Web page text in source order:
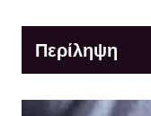
Περίληψη